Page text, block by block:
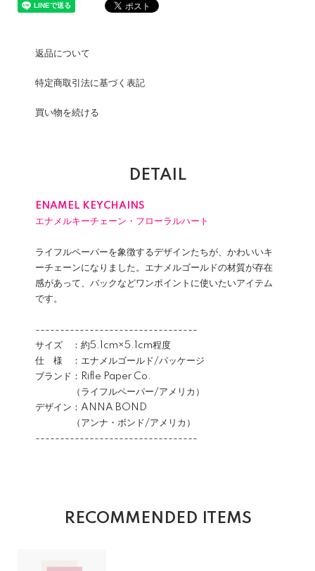
返品について
特定商取引法に基づく表記
買い物を続ける
DETAIL
ENAMEL KEYCHAINS
エナメルキーチェーン・フローラルハート
ライフルペーパーを象徴するデザインたちが、かわいいキ
ーチェーンになりました。エナメルゴールドの材質が存在
感があって、バックなどワンポイントに使いたいアイテム
です。
---------------------------------
サイズ ：約5.1cm×5.1cm程度
仕 様 ：エナメルゴールド/パッケージ
ブランド：Rifle Paper Co.
（ライフルペーパー/アメリカ）
デザイン：ANNA BOND
（アンナ・ボンド/アメリカ）
---------------------------------
RECOMMENDED ITEMS